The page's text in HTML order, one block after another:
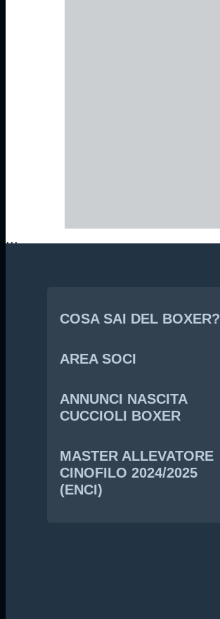
...
COSA SAI DEL BOXER?
AREA SOCI
ANNUNCI NASCITA
CUCCIOLI BOXER
MASTER ALLEVATORE
CINOFILO 2024/2025
(ENCI)